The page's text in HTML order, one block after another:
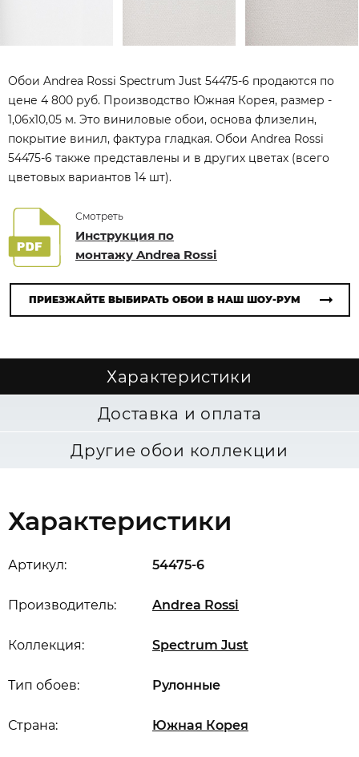
Обои Andrea Rossi Spectrum Just 54475-6 продаются по
цене 4 800 руб. Производство Южная Корея, размер -
1,06x10,05 м. Это виниловые обои, основа флизелин,
покрытие винил, фактура гладкая. Обои Andrea Rossi
54475-6 также представлены и в других цветах (всего
цветовых вариантов 14 шт).
Смотреть
Инструкция по
монтажу Andrea Rossi
ПРИЕЗЖАЙТЕ ВЫБИРАТЬ ОБОИ В НАШ ШОУ-РУМ
Характеристики
Доставка и оплата
Другие обои коллекции
Характеристики
Артикул: 54475-6
Производитель: Andrea Rossi
Коллекция: Spectrum Just
Страна: Южная Корея
Тип обоев: Рулонные